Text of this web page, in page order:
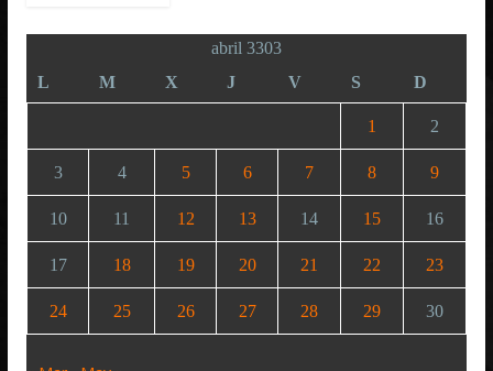
abril 3303
L
M X J V S D
1 2
3 4 5 6 7 8 9
10 11 12 13 14 15 16
17 18 19 20 21 22 23
24 25 26 27 28 29 30